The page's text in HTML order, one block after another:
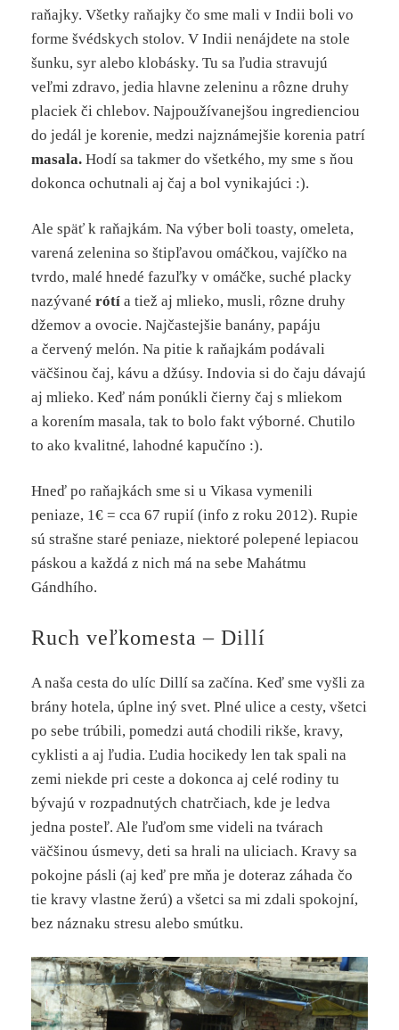
raňajky. Všetky raňajky čo sme mali v Indii boli vo
forme švédskych stolov. V Indii nenájdete na stole
šunku, syr alebo klobásky. Tu sa ľudia stravujú
veľmi zdravo, jedia hlavne zeleninu a rôzne druhy
placiek či chlebov. Najpoužívanejšou ingredienciou
do jedál je korenie, medzi najznámejšie korenia patrí
masala. Hodí sa takmer do všetkého, my sme s ňou
dokonca ochutnali aj čaj a bol vynikajúci :).
Ale späť k raňajkám. Na výber boli toasty, omeleta,
varená zelenina so štipľavou omáčkou, vajíčko na
tvrdo, malé hnedé fazuľky v omáčke, suché placky
nazývanérótí a tiež aj mlieko, musli, rôzne druhy
džemov a ovocie. Najčastejšie banány, papáju
a červený melón. Na pitie k raňajkám podávali
väčšinou čaj, kávu a džúsy. Indovia si do čaju dávajú
aj mlieko. Keď nám ponúkli čierny čaj s mliekom
a korením masala, tak to bolo fakt výborné. Chutilo
to ako kvalitné, lahodné kapučíno :).
Hneď po raňajkách sme si u Vikasa vymenili
peniaze, 1€ = cca 67 rupií (info z roku 2012). Rupie
sú strašne staré peniaze, niektoré polepené lepiacou
páskou a každá z nich má na sebe Mahátmu
Gándhího.
Ruch veľkomesta – Dillí
A naša cesta do ulíc Dillí sa začína. Keď sme vyšli za
brány hotela, úplne iný svet. Plné ulice a cesty, všetci
po sebe trúbili, pomedzi autá chodili rikše, kravy,
cyklisti a aj ľudia. Ľudia hocikedy len tak spali na
zemi niekde pri ceste a dokonca aj celé rodiny tu
bývajú v rozpadnutých chatrčiach, kde je ledva
jedna posteľ. Ale ľuďom sme videli na tvárach
väčšinou úsmevy, deti sa hrali na uliciach. Kravy sa
pokojne pásli (aj keď pre mňa je doteraz záhada čo
tie kravy vlastne žerú) a všetci sa mi zdali spokojní,
bez náznaku stresu alebo smútku.